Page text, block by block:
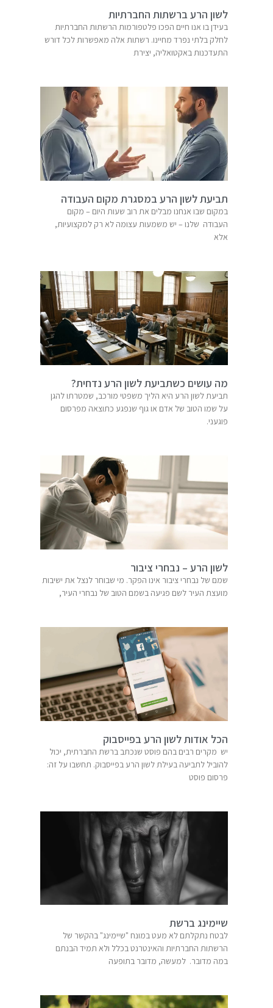
לשון הרע ברשתות החברתיות
בעידן בו אנו חיים הפכו פלטפורמות הרשתות החברתיות
לחלק בלתי נפרד מחיינו. רשתות אלה מאפשרות לכל דורש
התעדכנות באקטואליה, יצירת
תביעת לשון הרע במסגרת מקום העבודה
במקום שבו אנחנו מבלים את רוב שעות היום – מקום
העבודה שלנו – יש משמעות עצומה לא רק למקצועיות,
אלא
מה עושים כשתביעת לשון הרע נדחית?
תביעת לשון הרע היא הליך משפטי מורכב, שמטרתו להגן
על שמו הטוב של אדם או גוף שנפגע כתוצאה מפרסום
פוגעני.
לשון הרע – נבחרי ציבור
שמם של נבחרי ציבור אינו הפקר. מי שבוחר לנצל את ישיבות
מועצת העיר לשם פגיעה בשמם הטוב של נבחרי העיר,
הכל אודות לשון הרע בפייסבוק
יש מקרים רבים בהם פוסט שנכתב ברשת החברתית, יכול
להוביל לתביעה בעילת לשון הרע בפייסבוק. תחשבו על זה:
פרסום פוסט
שיימינג ברשת
לבטח נתקלתם לא מעט במונח "שיימינג" בהקשר של
הרשתות החברתיות והאינטרנט בכלל ולא תמיד הבנתם
במה מדובר. למעשה, מדובר בתופעה